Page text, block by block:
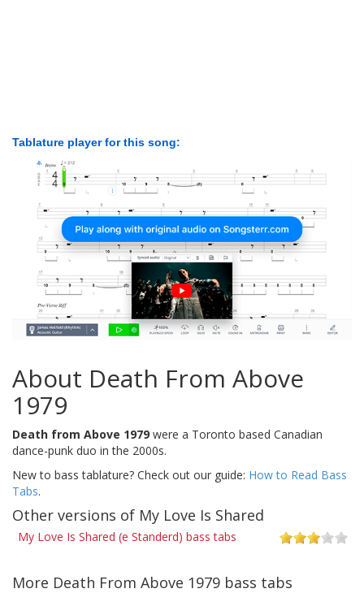
Tablature player for this song:
About Death From Above
1979
Death from Above 1979 were a Toronto based Canadian
dance-punk duo in the 2000s.
New to bass tablature? Check out our guide: How to Read Bass
Tabs.
Other versions of My Love Is Shared
My Love Is Shared (e Standerd) bass tabs
More Death From Above 1979 bass tabs